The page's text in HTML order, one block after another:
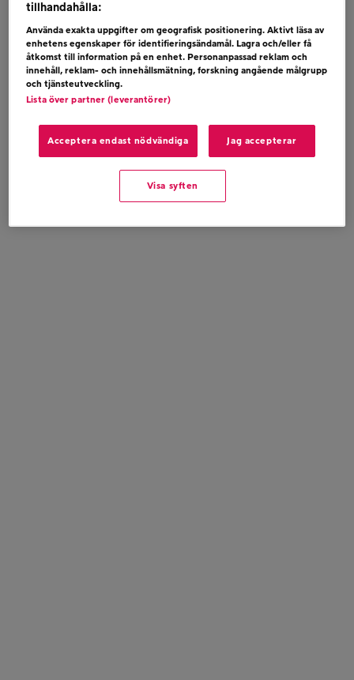
tillhandahålla:
Använda exakta uppgifter om geografisk positionering. Aktivt läsa av
enhetens egenskaper för identifieringsändamål. Lagra och/eller få
åtkomst till information på en enhet. Personanpassad reklam och
innehåll, reklam- och innehållsmätning, forskning angående målgrupp
och tjänsteutveckling.
Lista över partner (leverantörer)
Acceptera endast nödvändiga Jag accepterar
Visa syften